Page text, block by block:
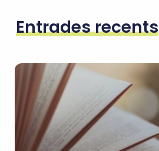
Entrades recents